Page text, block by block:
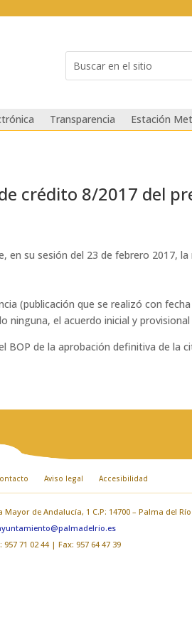
for...
Transparencia Estación
crédito 8/2017 del
en su sesión del 23 de febrero 2017,
(publicación que se realizó con
ninguna, el acuerdo inicial y
BOP de la aprobación definitiva de la
Aviso legal Accesibilidad
de Andalucía, 1 C.P: 14700 – Palma del
957 71 02 44 | Fax: 957 64 47 39